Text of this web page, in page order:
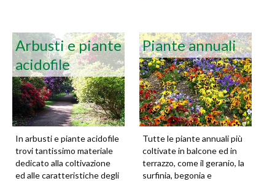
Arbusti e piante
acidofile
In arbusti e piante acidofile
trovi tantissimo materiale
dedicato alla coltivazione
ed alle caratteristiche degli
Piante annuali
Tutte le piante annuali più
coltivate in balcone ed in
terrazzo, come il geranio, la
surfinia, begonia e